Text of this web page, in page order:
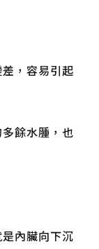
，容易引起
餘水腫，也
內臟向下沉